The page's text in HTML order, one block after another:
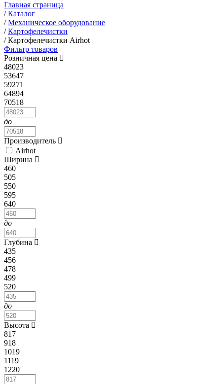
Главная страница
/Каталог
/Механическое оборудование
/Картофелечистки
/Картофелечистки Airhot
Фильтр товаров
Розничная цена
48023
53647
59271
64894
70518
до
Производитель
Airhot
Ширина
460
505
550
595
640
до
Глубина
435
456
478
499
520
до
Высота
817
918
1019
1119
1220